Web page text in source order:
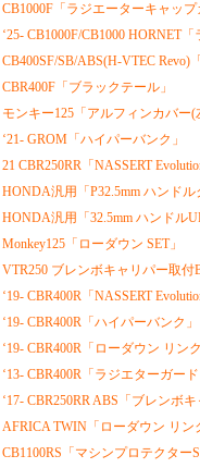
CB1000F「ラジエーターキャッ
‘25- CB1000F/CB1000 HORNET
CB400SF/SB/ABS(H-VTEC
CBR400F「ブラックテール」
モンキー125「アルフィンカバー(
‘21- GROM「ハイパーバンク」
21 CBR250RR「NASSERT
HONDA汎用「P32.5mm ハンド
HONDA汎用「32.5mm ハンドル
Monkey125「ローダウン SET」
VTR250 ブレンボキャリパー取
‘19- CBR400R「NASSERT
‘19- CBR400R「ハイパーバンク」
‘19- CBR400R「ローダウン リン
‘13- CBR400R「ラジエターガー
‘17- CBR250RR ABS「ブレンボ
AFRICA TWIN「ローダウン リン
CB1100RS「マシンプロテクター